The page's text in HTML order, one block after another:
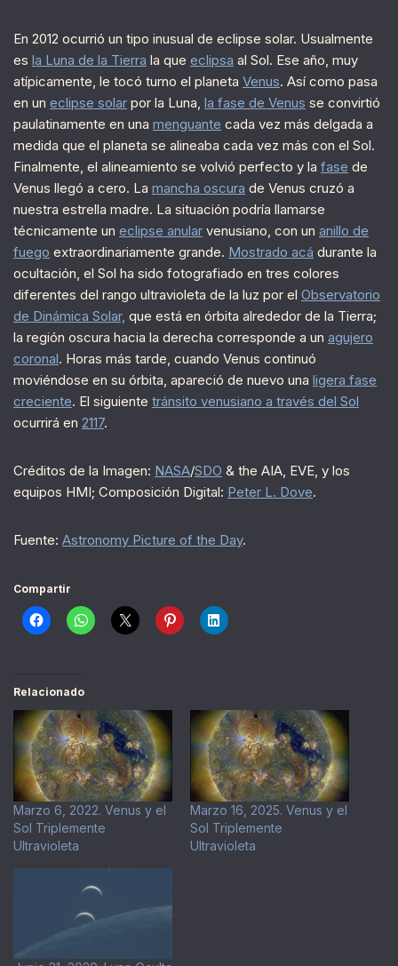
En 2012 ocurrió un tipo inusual de eclipse solar. Usualmente
es la Luna de la Tierra la que eclipsa al Sol. Ese año, muy
atípicamente, le tocó turno el planeta Venus. Así como pasa
en un eclipse solar por la Luna, la fase de Venus se convirtió
paulatinamente en una menguante cada vez más delgada a
medida que el planeta se alineaba cada vez más con el Sol.
Finalmente, el alineamiento se volvió perfecto y la fase de
Venus llegó a cero. La mancha oscura de Venus cruzó a
nuestra estrella madre. La situación podría llamarse
técnicamente un eclipse anular venusiano, con un anillo de
fuego extraordinariamente grande. Mostrado acá durante la
ocultación, el Sol ha sido fotografiado en tres colores
diferentes del rango ultravioleta de la luz por el Observatorio
de Dinámica Solar, que está en órbita alrededor de la Tierra;
la región oscura hacia la derecha corresponde a un agujero
coronal. Horas más tarde, cuando Venus continuó
moviéndose en su órbita, apareció de nuevo una ligera fase
creciente. El siguiente tránsito venusiano a través del Sol
ocurrirá en 2117.
Créditos de la Imagen: NASA/SDO & the AIA, EVE, y los
equipos HMI; Composición Digital: Peter L. Dove.
Fuente: Astronomy Picture of the Day.
Compartir
Relacionado
Marzo 6, 2022. Venus y el
Sol Triplemente
Ultravioleta
Marzo 16, 2025. Venus y el
Sol Triplemente
Ultravioleta